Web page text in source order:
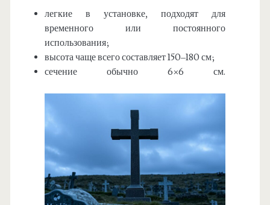
легкие в установке, подходят для
временного или постоянного
использования;
высота чаще всего составляет 150–180 см;
сечение обычно 6×6 см.